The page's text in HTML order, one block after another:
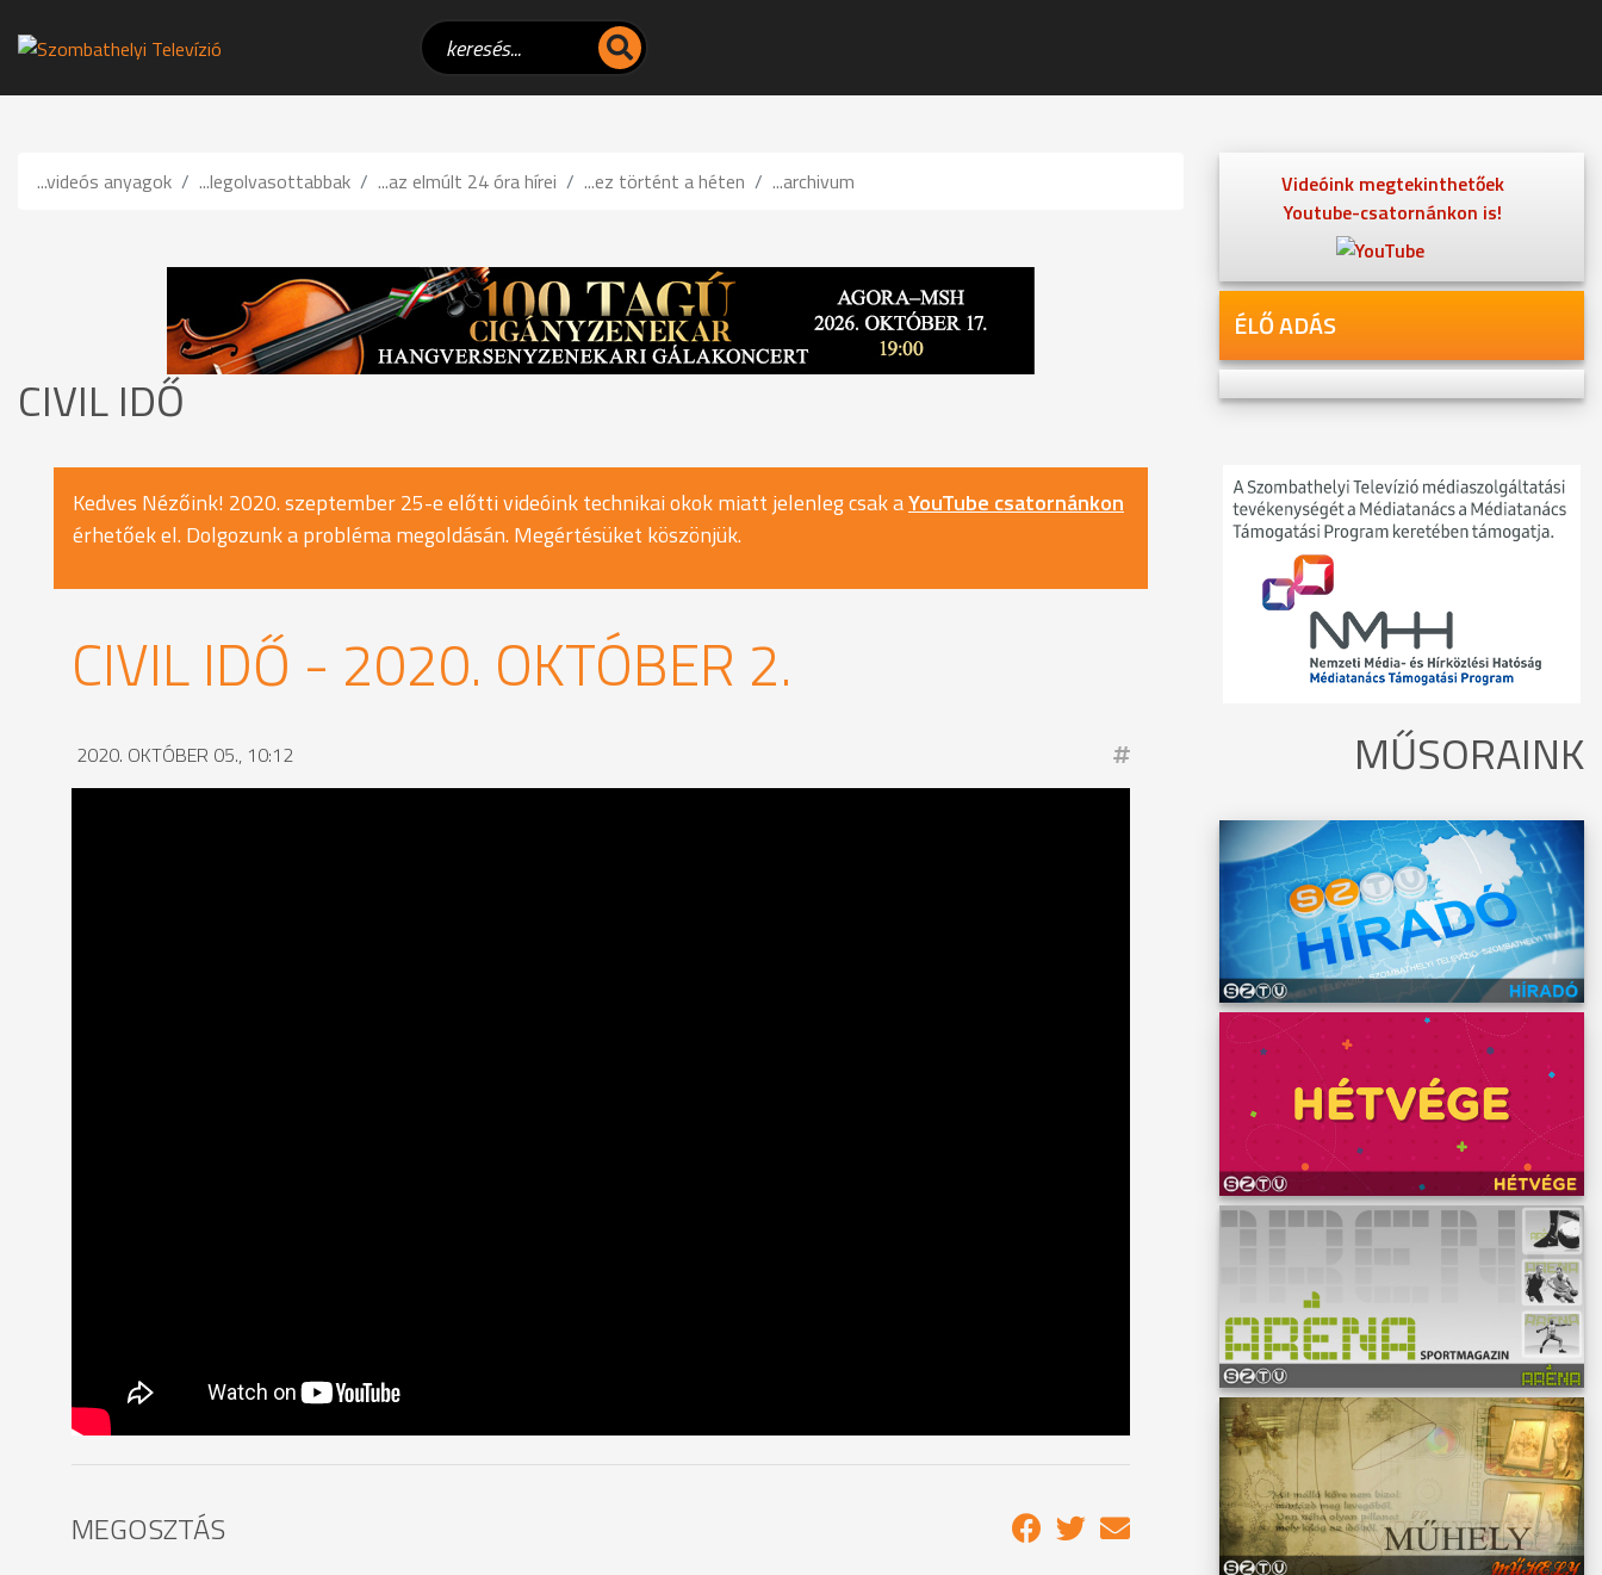
...videós anyagok ...legolvasottabbak ...az elmúlt 24 óra hírei ...ez történt a héten ...archivum
CIVIL IDŐ
Kedves Nézőink! 2020. szeptember 25-e előtti videóink technikai okok miatt jelenleg csak aYouTube csatornánkon
érhetőek el. Dolgozunk a probléma megoldásán. Megértésüket köszönjük.
CIVIL IDŐ - 2020. OKTÓBER 2.
2020. OKTÓBER 05., 10:12
MEGOSZTÁS
Videóink megtekinthetőek
Youtube-csatornánkon is!
ÉLŐ ADÁS
MŰSORAINK